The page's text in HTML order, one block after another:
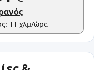
11 χλμ/ώρα